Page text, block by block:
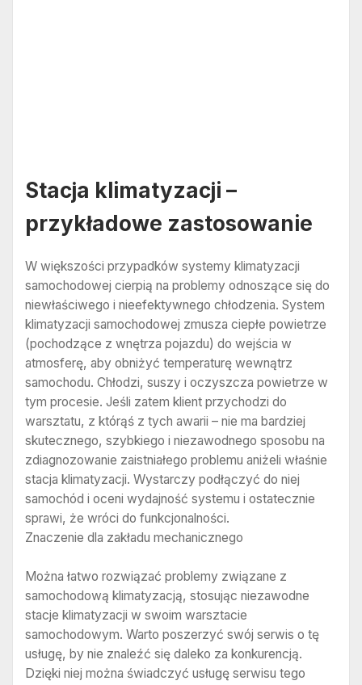
Stacja klimatyzacji –
przykładowe zastosowanie
W większości przypadków systemy klimatyzacji
samochodowej cierpią na problemy odnoszące się do
niewłaściwego i nieefektywnego chłodzenia. System
klimatyzacji samochodowej zmusza ciepłe powietrze
(pochodzące z wnętrza pojazdu) do wejścia w
atmosferę, aby obniżyć temperaturę wewnątrz
samochodu. Chłodzi, suszy i oczyszcza powietrze w
tym procesie. Jeśli zatem klient przychodzi do
warsztatu, z którąś z tych awarii – nie ma bardziej
skutecznego, szybkiego i niezawodnego sposobu na
zdiagnozowanie zaistniałego problemu aniżeli właśnie
stacja klimatyzacji. Wystarczy podłączyć do niej
samochód i oceni wydajność systemu i ostatecznie
sprawi, że wróci do funkcjonalności.
Znaczenie dla zakładu mechanicznego
Można łatwo rozwiązać problemy związane z
samochodową klimatyzacją, stosując niezawodne
stacje klimatyzacji w swoim warsztacie
samochodowym. Warto poszerzyć swój serwis o tę
usługę, by nie znaleźć się daleko za konkurencją.
Dzięki niej można świadczyć usługę serwisu tego